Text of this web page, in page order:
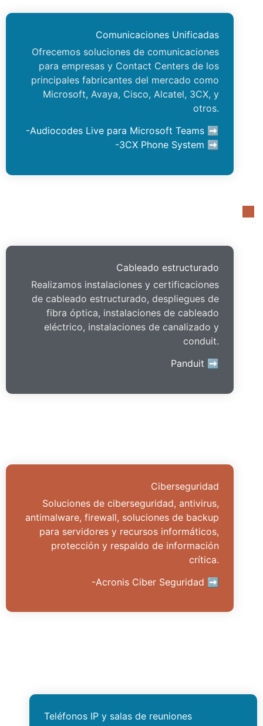
Comunicaciones Unificadas
Ofrecemos soluciones de comunicaciones
para empresas y Contact Centers de los
principales fabricantes del mercado como
Microsoft, Avaya, Cisco, Alcatel, 3CX, y
otros.
-Audiocodes Live para Microsoft Teams ➡
-3CX Phone System ➡
Cableado estructurado
Realizamos instalaciones y certificaciones
de cableado estructurado, despliegues de
fibra óptica, instalaciones de cableado
eléctrico, instalaciones de canalizado y
conduit.
Panduit ➡
Ciberseguridad
Soluciones de ciberseguridad, antivirus,
antimalware, firewall, soluciones de backup
para servidores y recursos informáticos,
protección y respaldo de información
crítica.
-Acronis Ciber Seguridad ➡
Teléfonos IP y salas de reuniones